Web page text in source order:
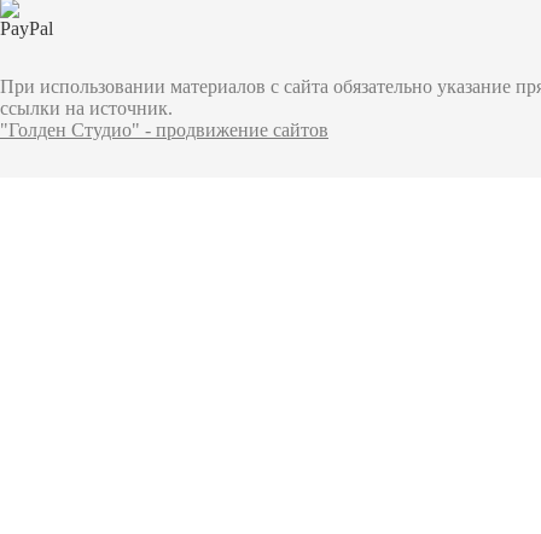
При использовании материалов с сайта обязательно указание
ссылки на источник.
"Голден Студио" - продвижение сайтов